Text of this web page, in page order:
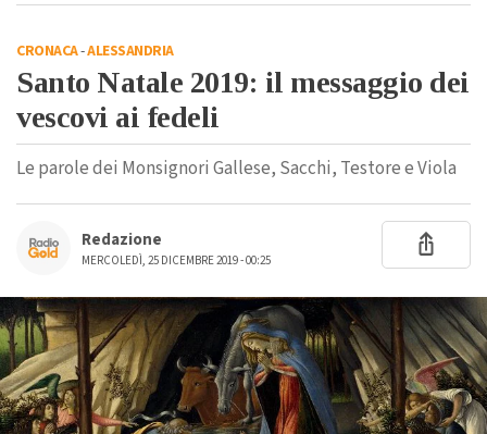
CRONACA-ALESSANDRIA
Santo Natale 2019: il messaggio dei
vescovi ai fedeli
Le parole dei Monsignori Gallese, Sacchi, Testore e Viola
Redazione
MERCOLEDÌ, 25 DICEMBRE 2019 - 00:25